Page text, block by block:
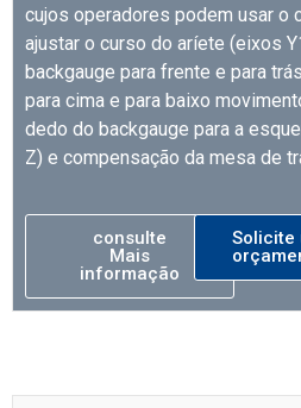
cujos operadores podem usar o
ajustar o curso do aríete (eixos
backgauge para frente e para
para cima e para baixo
dedo do backgauge para a
Z) e compensação da mesa de
consulte
Mais
informação
Solicite